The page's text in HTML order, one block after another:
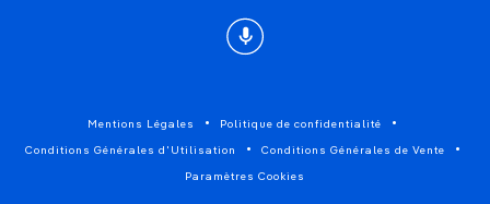
Podcast
Mentions Légales Politique de confidentialité
Conditions Générales d'Utilisation Conditions Générales de Vente
Paramètres Cookies